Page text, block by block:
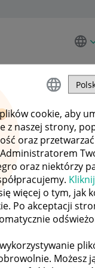
cookie, aby
z naszej strony,
oraz
oraz niektórzy
więcej o tym, jak
Po akceptacji
Możesz
i
WSZYSTKIE